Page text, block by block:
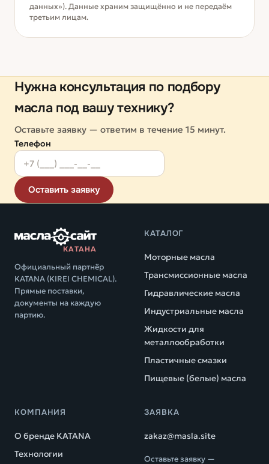
данных»). Данные храним защищённо и не передаём
третьим лицам.
Нужна консультация по подбору
масла под вашу технику?
Оставьте заявку — ответим в течение 15 минут.
Телефон
Оставить заявку
КАТАНА
Официальный партнёр
KATANA (KIREI CHEMICAL).
Прямые поставки,
документы на каждую
партию.
КАТАЛОГ
Моторные масла
Трансмиссионные масла
Гидравлические масла
Индустриальные масла
Жидкости для
металлообработки
Пластичные смазки
Пищевые (белые) масла
КОМПАНИЯ
О бренде KATANA
Технологии
ЗАЯВКА
zakaz@masla.site
Оставьте заявку —